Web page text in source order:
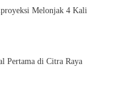
Melonjak 4 Kali
Pertama di Citra Raya